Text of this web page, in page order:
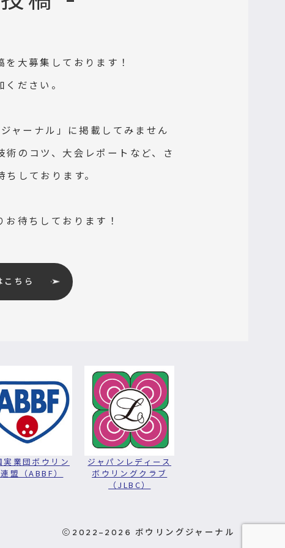
大募集しております！
ださい。
ャーナル」に掲載してみません
のコツ、大会レポートなど、さ
しております。
待ちしております！
こちら
実業団ボウリン
盟（ABBF）
ジャパンレディース
ボウリングクラブ
（JLBC）
2022–2026 ボウリングジャーナル